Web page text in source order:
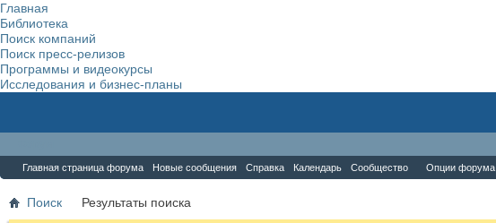
Главная
Библиотека
Поиск компаний
Поиск пресс-релизов
Программы и видеокурсы
Исследования и бизнес-планы
Главная страница форума Новые сообщения Справка Календарь Сообщество Опции форума
Поиск Результаты поиска